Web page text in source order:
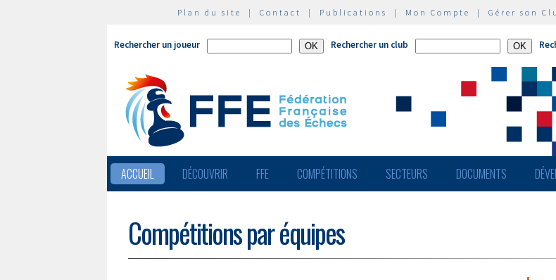
Plan du site | Contact | Publications | Mon Compte | Gérer son
Rechercher un joueur Rechercher un club
ACCUEIL DÉCOUVRIR FFE COMPÉTITIONS SECTEURS DOCUMENTS
Compétitions par équipes